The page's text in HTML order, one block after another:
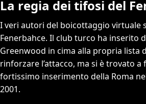
La regia dei tifosi del
I veri autori del boicottaggio virtuale
Fenerbahce. Il club turco ha inserito
Greenwood in cima alla propria lista
rinforzare l’attacco, ma si è trovato a
fortissimo inserimento della Roma
2001.